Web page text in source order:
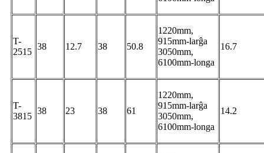
T-
2515
38 12.7 38 50.8
1220mm,
915mm-larĝa
3050mm,
6100mm-longa
16.7
T-
3815
38 23 38 61
1220mm,
915mm-larĝa
3050mm,
6100mm-longa
14.2